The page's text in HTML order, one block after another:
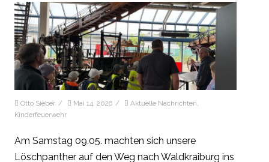
Otto Sieber / Mai 14, 2026 / Aktuelle Nachrichten,
Kinderfeuerwehr
Am Samstag 09.05. machten sich unsere
Löschpanther auf den Weg nach Waldkraiburg ins